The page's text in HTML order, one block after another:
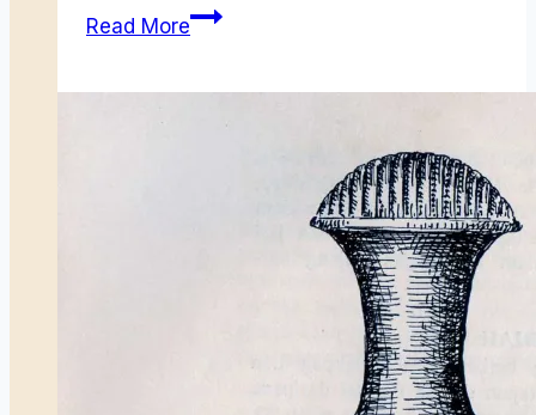
Read MoreDari